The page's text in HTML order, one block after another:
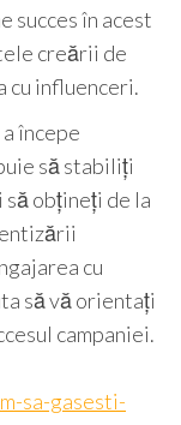
succes în acest
creării de
cu influenceri.
începe
să stabiliți
obțineți de la
cu
să vă orientați
campaniei.
sa-gasesti-